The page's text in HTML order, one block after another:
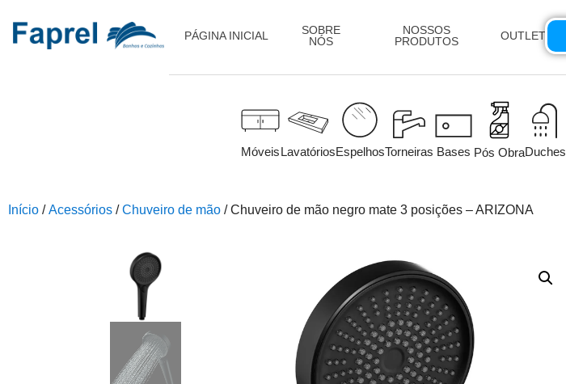
PÁGINA INICIAL
SOBRE
NÓS
NOSSOS
PRODUTOS
OUTLET
MóveisLavatóriosEspelhosTorneiras Bases Pós ObraDuches
Início /Acessórios /Chuveiro de mão / Chuveiro de mão negro mate 3 posições – ARIZONA